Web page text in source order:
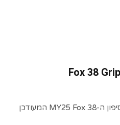
לאחר זמן של קרוב לשנה על סיפון ה-MY25 Fox 38 המעודכן